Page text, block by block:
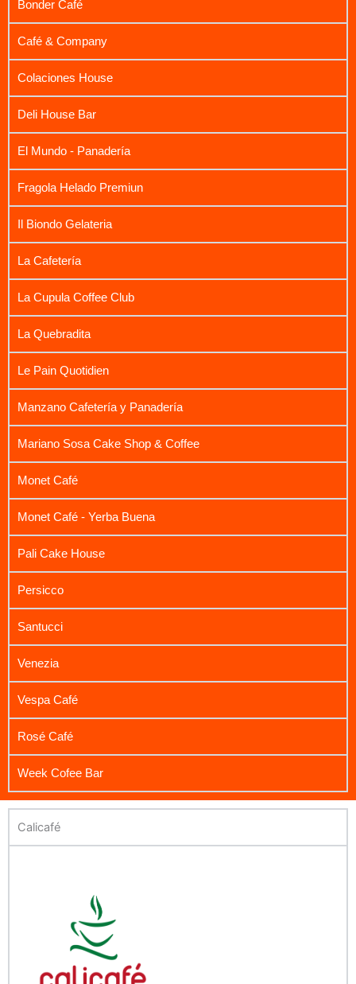
Bonder Café
Café & Company
Colaciones House
Deli House Bar
El Mundo - Panadería
Fragola Helado Premiun
Il Biondo Gelateria
La Cafetería
La Cupula Coffee Club
La Quebradita
Le Pain Quotidien
Manzano Cafetería y Panadería
Mariano Sosa Cake Shop & Coffee
Monet Café
Monet Café - Yerba Buena
Pali Cake House
Persicco
Santucci
Venezia
Vespa Café
Rosé Café
Week Cofee Bar
Calicafé